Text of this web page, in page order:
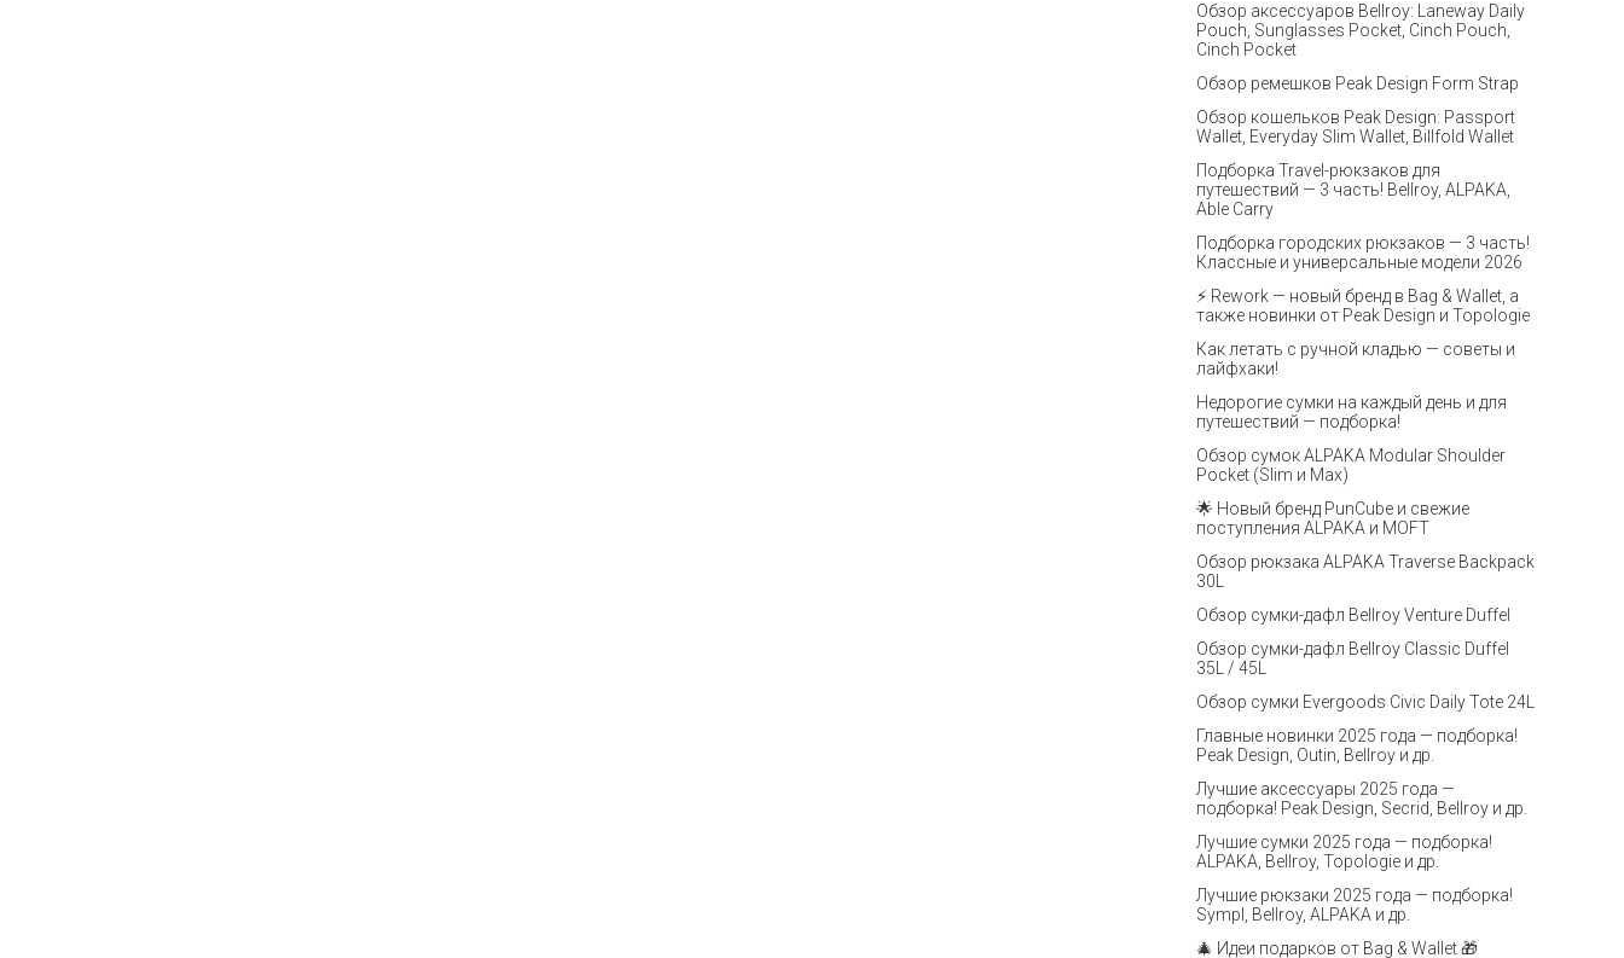
Обзор аксессуаров Bellroy: Laneway Daily
Pouch, Sunglasses Pocket, Cinch Pouch,
Cinch Pocket
Обзор ремешков Peak Design Form Strap
Обзор кошельков Peak Design: Passport
Wallet, Everyday Slim Wallet, Billfold Wallet
Подборка Travel-рюкзаков для
путешествий — 3 часть! Bellroy, ALPAKA,
Able Carry
Подборка городских рюкзаков — 3 часть!
Классные и универсальные модели 2026
⚡️ Rework — новый бренд в Bag & Wallet, а
также новинки от Peak Design и Topologie
Как летать с ручной кладью — советы и
лайфхаки!
Недорогие сумки на каждый день и для
путешествий — подборка!
Обзор сумок ALPAKA Modular Shoulder
Pocket (Slim и Max)
🌟 Новый бренд PunCube и свежие
поступления ALPAKA и MOFT
Обзор рюкзака ALPAKA Traverse Backpack
30L
Обзор сумки-дафл Bellroy Venture Duffel
Обзор сумки-дафл Bellroy Classic Duffel
35L / 45L
Обзор сумки Evergoods Civic Daily Tote 24L
Главные новинки 2025 года — подборка!
Peak Design, Outin, Bellroy и др.
Лучшие аксессуары 2025 года —
подборка! Peak Design, Secrid, Bellroy и др.
Лучшие сумки 2025 года — подборка!
ALPAKA, Bellroy, Topologie и др.
Лучшие рюкзаки 2025 года — подборка!
Sympl, Bellroy, ALPAKA и др.
🎄 Идеи подарков от Bag & Wallet 🎁